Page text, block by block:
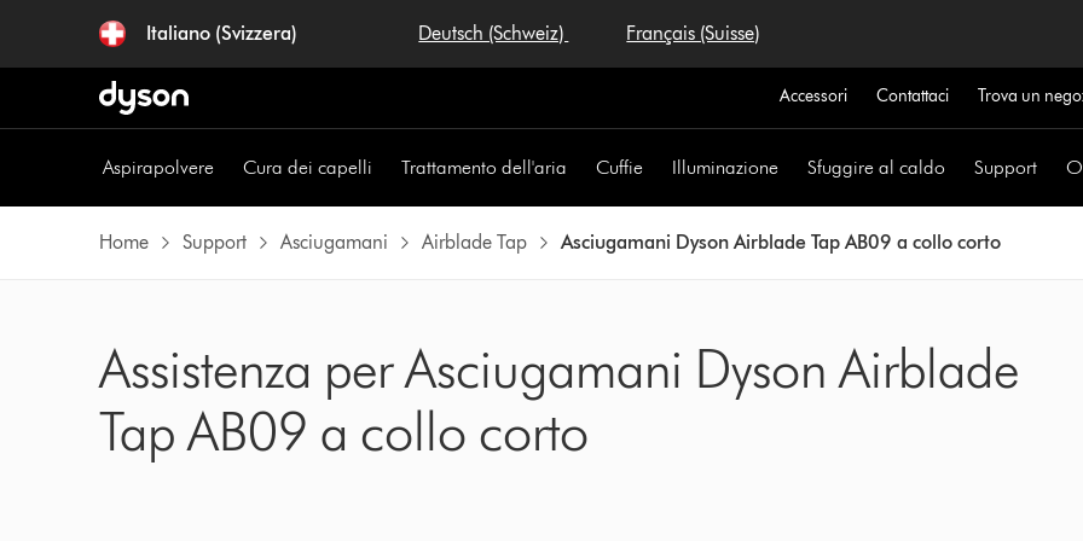
navigazione
Italiano (Svizzera) Deutsch (Schweiz) Français (Suisse)
Accessori Contattaci Trova un
Aspirapolvere Cura dei capelli Trattamento dell'aria Cuffie Illuminazione Sfuggire al caldo Support
Home Support Asciugamani Airblade Tap Asciugamani Dyson Airblade Tap AB09 a collo corto
Assistenza per Asciugamani Dyson Airblade
Tap AB09 a collo corto